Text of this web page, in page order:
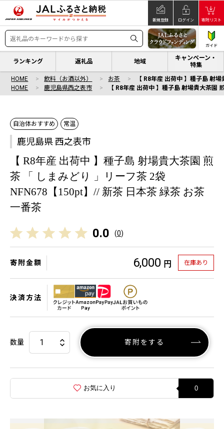
新規登録 ログイン 寄附リスト
ガイド
ランキング 返礼品 地域
キャンペーン・
特集
HOME 飲料（お酒以外） お茶
【 R8年産 出荷中 】種子島 射
HOME
鹿児島県西之表市 【 R8年産 出荷中 】種子島 射場貴大茶
自治体おすすめ 常温
鹿児島県 西之表市
【 R8年産 出荷中 】種子島 射場貴大茶園 煎
茶 「 しまみどり 」リーフ茶 2袋
NFN678【150pt】// 新茶 日本茶 緑茶 お茶
一番茶
0.0 (0)
寄附金額 6,000 円 在庫あり
決済方法
数量 寄附をする
お気に入り 0